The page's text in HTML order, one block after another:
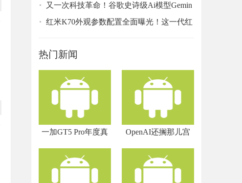
碾压至g
又一次科技革命！谷歌史诗级Ai模型Gemin
i，能像人
红米K70外观参数配置全面曝光！这一代红
热门新闻
一加GT5 Pro年度真 OpenAI还搁那儿宫